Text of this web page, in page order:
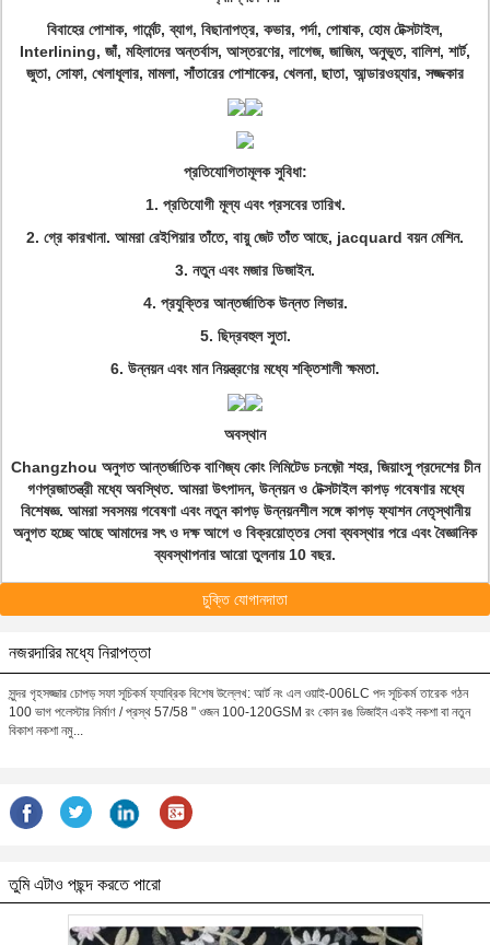
বিবাহের পোশাক, গার্মেন্ট, ব্যাগ, বিছানাপত্র, কভার, পর্দা, পোষাক, হোম টেক্সটাইল,
Interlining, জাঁ, মহিলাদের অন্তর্বাস, আস্তরণের, লাগেজ, জাজিম, অনুভূত, বালিশ, শার্ট,
জুতা, সোফা, খেলাধূলার, মামলা, সাঁতারের পোশাকের, খেলনা, ছাতা, আন্ডারওয়্যার, সজ্জকার
প্রতিযোগিতামূলক সুবিধা:
1. প্রতিযোগী মূল্য এবং প্রসবের তারিখ.
2. গ্রে কারখানা. আমরা রেইপিয়ার তাঁতে, বায়ু জেট তাঁত আছে, jacquard বয়ন মেশিন.
3. নতুন এবং মজার ডিজাইন.
4. প্রযুক্তির আন্তর্জাতিক উন্নত লিভার.
5. ছিদ্রবহুল সুতা.
6. উন্নয়ন এবং মান নিয়ন্ত্রণের মধ্যে শক্তিশালী ক্ষমতা.
অবস্থান
Changzhou অনুগত আন্তর্জাতিক বাণিজ্য কোং লিমিটেড চনজ়ৌ শহর, জিয়াংসু প্রদেশের চীন
গণপ্রজাতন্ত্রী মধ্যে অবস্থিত. আমরা উৎপাদন, উন্নয়ন ও টেক্সটাইল কাপড় গবেষণার মধ্যে
বিশেষজ্ঞ. আমরা সবসময় গবেষণা এবং নতুন কাপড় উন্নয়নশীল সঙ্গে কাপড় ফ্যাশন নেতৃস্থানীয়
অনুগত হচ্ছে আছে আমাদের সৎ ও দক্ষ আগে ও বিক্রয়োত্তর সেবা ব্যবস্থার পরে এবং বৈজ্ঞানিক
ব্যবস্থাপনার আরো তুলনায় 10 বছর.
চুক্তি যোগানদাতা
নজরদারির মধ্যে নিরাপত্তা
সুন্দর গৃহসজ্জার চোপড় সফা সূচিকর্ম ফ্যাব্রিক বিশেষ উল্লেখ: আর্ট নং এল ওয়াই-006LC পদ সূচিকর্ম তারেক গঠন
100 ভাগ পলেস্টার নির্মাণ / প্রস্থ 57/58 " ওজন 100-120GSM রং কোন রঙ ডিজাইন একই নকশা বা নতুন
বিকাশ নকশা নমু...
তুমি এটাও পছন্দ করতে পারো